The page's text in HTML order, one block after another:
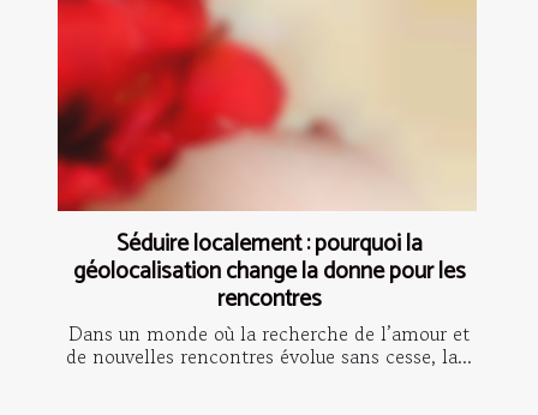
Séduire localement : pourquoi la
géolocalisation change la donne pour les
rencontres
Dans un monde où la recherche de l’amour et
de nouvelles rencontres évolue sans cesse, la...